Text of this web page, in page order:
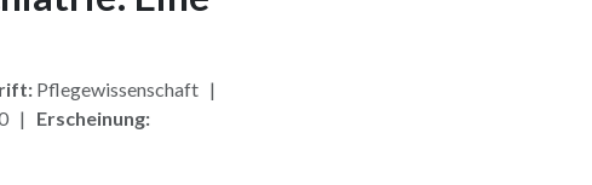
Pflegewissenschaft |
| Erscheinung: